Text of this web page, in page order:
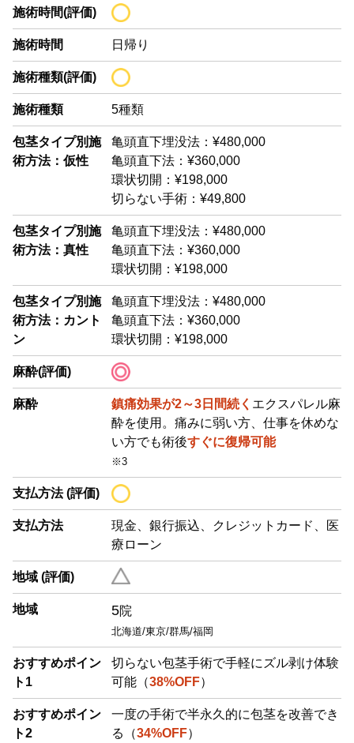
施術時間(評価)
施術時間 日帰り
施術種類(評価)
施術種類 5種類
包茎タイプ別施
術方法：仮性
亀頭直下埋没法：¥480,000
亀頭直下法：¥360,000
環状切開：¥198,000
切らない手術：¥49,800
包茎タイプ別施
術方法：真性
亀頭直下埋没法：¥480,000
亀頭直下法：¥360,000
環状切開：¥198,000
包茎タイプ別施
術方法：カント
ン
亀頭直下埋没法：¥480,000
亀頭直下法：¥360,000
環状切開：¥198,000
麻酔(評価)
麻酔 鎮痛効果が2～3日間続く エクスパレル麻
酔を使用。痛みに弱い方、仕事を休めな
い方でも術後すぐに復帰可能
※3
支払方法 (評価)
支払方法
現金、銀行振込、クレジットカード、医
療ローン
地域 (評価)
地域 5院
北海道/東京/群馬/福岡
おすすめポイン
ト1
切らない包茎手術で手軽にズル剥け体験
可能（38%OFF）
おすすめポイン
ト2
一度の手術で半永久的に包茎を改善でき
る（34%OFF）